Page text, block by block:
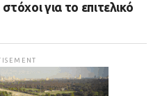
για το επιτελικό